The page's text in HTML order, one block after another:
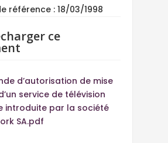
référence : 18/03/1998
ce
d’autorisation de mise
service de télévision
introduite par la société
SA.pdf